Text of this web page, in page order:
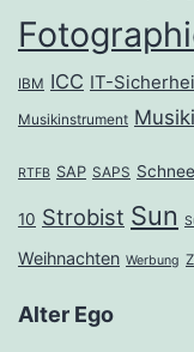
IBM ICC IT-
Musikinstrument
RTFB SAP SAPS Schnee
10 Strobist Sun
Weihnachten Werbung
Alter Ego